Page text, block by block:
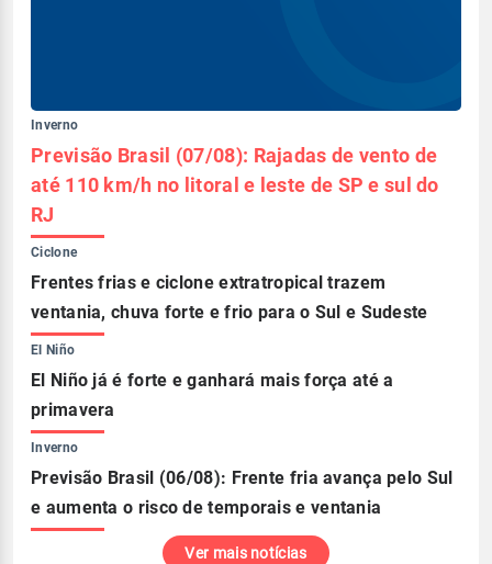
Inverno
Previsão Brasil (07/08): Rajadas de vento de
até 110 km/h no litoral e leste de SP e sul do
RJ
Ciclone
Frentes frias e ciclone extratropical trazem
ventania, chuva forte e frio para o Sul e Sudeste
El Niño
El Niño já é forte e ganhará mais força até a
primavera
Inverno
Previsão Brasil (06/08): Frente fria avança pelo Sul
e aumenta o risco de temporais e ventania
Ver mais notícias